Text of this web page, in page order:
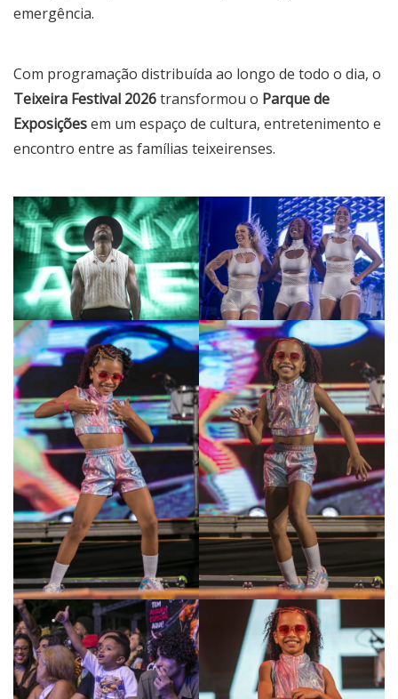
emergência.
Com programação distribuída ao longo de todo o dia, o
Teixeira Festival 2026transformou o Parque de
Exposiçõesem um espaço de cultura, entretenimento e
encontro entre as famílias teixeirenses.